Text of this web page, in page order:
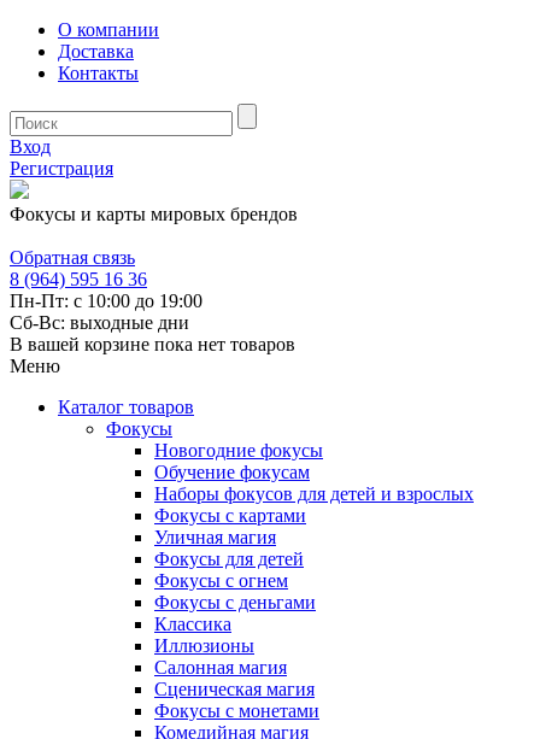
О компании
Доставка
Контакты
Вход
Регистрация
Фокусы и карты мировых брендов
Обратная связь
8 (964) 595 16 36
Пн-Пт: с 10:00 до 19:00
Сб-Вс: выходные дни
В вашей корзине пока нет товаров
Меню
Каталог товаров
Фокусы
Новогодние фокусы
Обучение фокусам
Наборы фокусов для детей и взрослых
Фокусы с картами
Уличная магия
Фокусы для детей
Фокусы с огнем
Фокусы с деньгами
Классика
Иллюзионы
Салонная магия
Сценическая магия
Фокусы с монетами
Комедийная магия